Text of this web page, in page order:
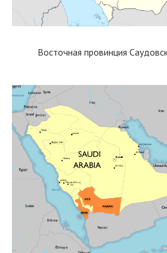
Восточная провинция